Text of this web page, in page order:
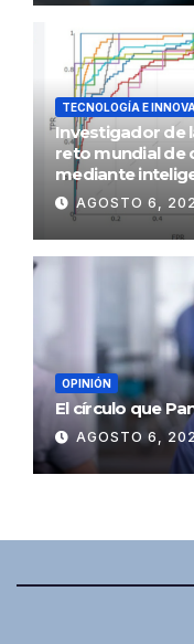
TECNOLOGÍA E
Investigador de
reto mundial de
mediante
AGOSTO 6,
OPINIÓN
El círculo que
AGOSTO 6,